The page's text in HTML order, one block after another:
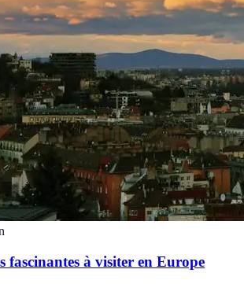
fascinantes à visiter en Europe